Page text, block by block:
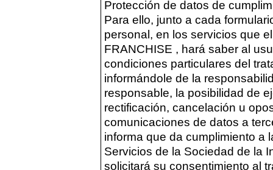
Protección de datos de
Para ello, junto a cada
personal, en los servicios que
FRANCHISE , hará saber al
condiciones particulares del
informándole de la
responsable, la posibilidad de
rectificación, cancelación u
comunicaciones de datos a
informa que da cumplimiento a
Servicios de la Sociedad de la
solicitará su consentimiento al